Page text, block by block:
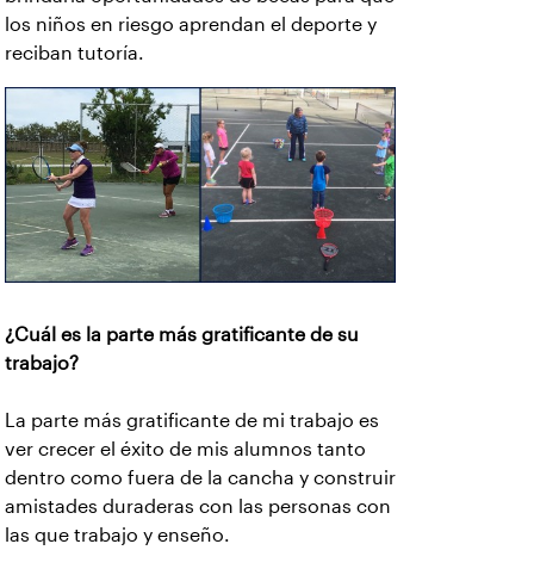
los niños en riesgo aprendan el deporte y
reciban tutoría.
¿Cuál es la parte más gratificante de su
trabajo?
La parte más gratificante de mi trabajo es
ver crecer el éxito de mis alumnos tanto
dentro como fuera de la cancha y construir
amistades duraderas con las personas con
las que trabajo y enseño.